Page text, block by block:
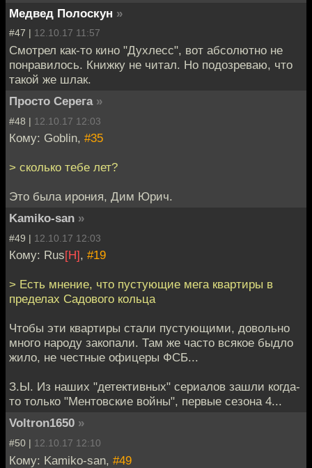
Медвед Полоскун »
#47 | 12.10.17 11:57
Смотрел как-то кино "Духлесс", вот абсолютно не
понравилось. Книжку не читал. Но подозреваю, что
такой же шлак.
Просто Серега »
#48 | 12.10.17 12:03
Кому: Goblin, #35
> сколько тебе лет?
Это была ирония, Дим Юрич.
Kamiko-san »
#49 | 12.10.17 12:03
Кому: Rus[H], #19
> Есть мнение, что пустующие мега квартиры в
пределах Садового кольца
Чтобы эти квартиры стали пустующими, довольно
много народу закопали. Там же часто всякое быдло
жило, не честные офицеры ФСБ...
З.Ы. Из наших "детективных" сериалов зашли когда-
то только "Ментовские войны", первые сезона 4...
Voltron1650 »
#50 | 12.10.17 12:10
Кому: Kamiko-san, #49